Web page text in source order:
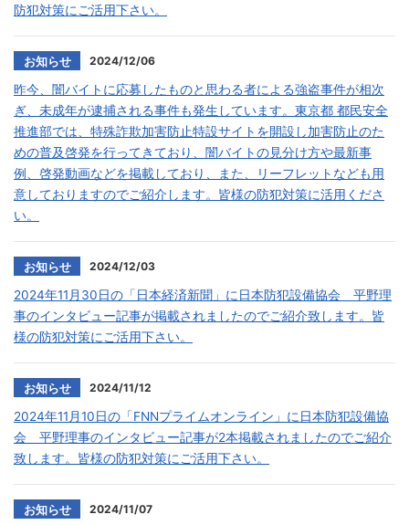
防犯対策にご活用下さい。
2024/12/06
お知らせ
昨今、闇バイトに応募したものと思わる者による強盗事件が相次
ぎ、未成年が逮捕される事件も発生しています。東京都 都民安全
推進部では、特殊詐欺加害防止特設サイトを開設し加害防止のた
めの普及啓発を行ってきており、闇バイトの見分け方や最新事
例、啓発動画などを掲載しており、また、リーフレットなども用
意しておりますのでご紹介します。皆様の防犯対策に活用くださ
い。
2024/12/03
お知らせ
2024年11月30日の「日本経済新聞」に日本防犯設備協会 平野理
事のインタビュー記事が掲載されましたのでご紹介致します。皆
様の防犯対策にご活用下さい。
2024/11/12
お知らせ
2024年11月10日の「FNNプライムオンライン」に日本防犯設備協
会 平野理事のインタビュー記事が2本掲載されましたのでご紹介
致します。皆様の防犯対策にご活用下さい。
2024/11/07
お知らせ